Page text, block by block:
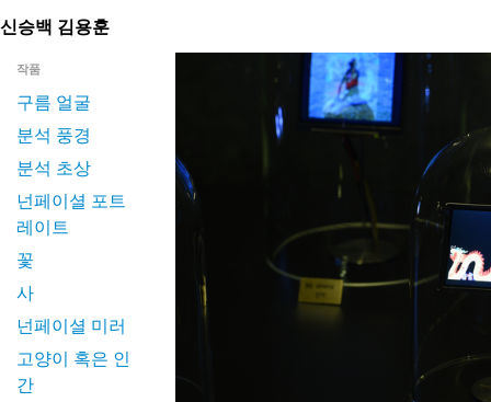
신승백 김용훈
작품
구름 얼굴
분석 풍경
분석 초상
넌페이셜 포트
레이트
꽃
사
넌페이셜 미러
고양이 혹은 인
간